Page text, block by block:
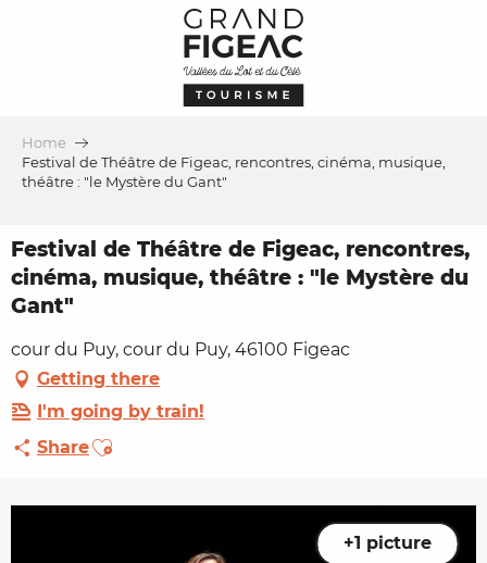
Home
Festival de Théâtre de Figeac, rencontres, cinéma, musique,
théâtre : "le Mystère du Gant"
Festival de Théâtre de Figeac, rencontres,
cinéma, musique, théâtre : "le Mystère du
Gant"
cour du Puy, cour du Puy, 46100 Figeac
Getting there
I'm going by train!
ShareAjouter aux favoris
+1 picture